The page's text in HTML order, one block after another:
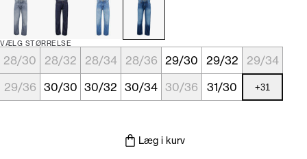
VÆLG STØRRELSE
28/30 28/32 28/34 28/36 29/30 29/32
29/34
29/36 30/30 30/32 30/34 30/36 31/30 +31
Læg i kurv